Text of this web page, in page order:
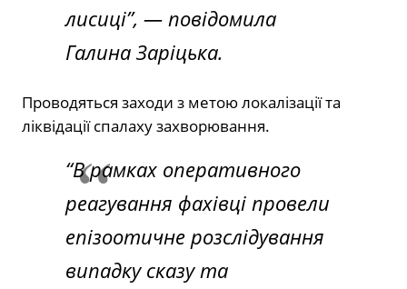
лисиці”, — повідомила
Галина Заріцька.
Проводяться заходи з метою локалізації та
ліквідації спалаху захворювання.
“В рамках оперативного
реагування фахівці провели
епізоотичне розслідування
випадку сказу та